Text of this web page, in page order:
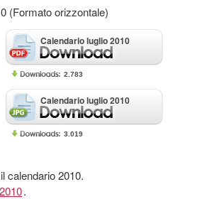
(Formato orizzontale)
Calendario luglio 2010
2.783
Calendario luglio 2010
3.019
calendario 2010.
.